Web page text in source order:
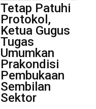
Tetap Patuhi
Protokol,
Ketua Gugus
Tugas
Umumkan
Prakondisi
Pembukaan
Sembilan
Sektor